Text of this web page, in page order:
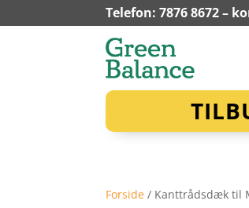
Telefon: 7876 8672 –
Forside / Kanttrådsdæk til